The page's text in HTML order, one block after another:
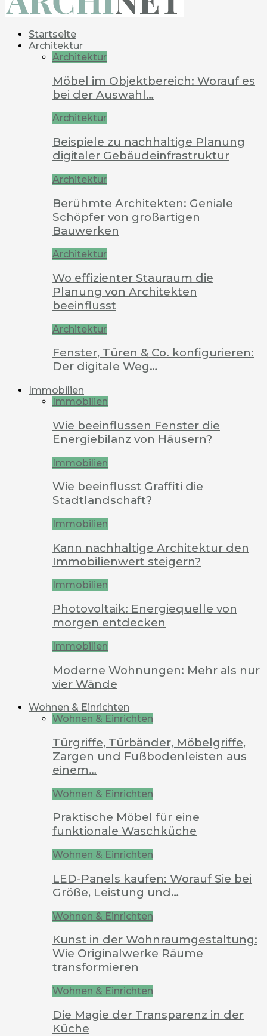
Startseite
Architektur
Architektur
Möbel im Objektbereich: Worauf es
bei der Auswahl…
Architektur
Beispiele zu nachhaltige Planung
digitaler Gebäudeinfrastruktur
Architektur
Berühmte Architekten: Geniale
Schöpfer von großartigen
Bauwerken
Architektur
Wo effizienter Stauraum die
Planung von Architekten
beeinflusst
Architektur
Fenster, Türen & Co. konfigurieren:
Der digitale Weg…
Immobilien
Immobilien
Wie beeinflussen Fenster die
Energiebilanz von Häusern?
Immobilien
Wie beeinflusst Graffiti die
Stadtlandschaft?
Immobilien
Kann nachhaltige Architektur den
Immobilienwert steigern?
Immobilien
Photovoltaik: Energiequelle von
morgen entdecken
Immobilien
Moderne Wohnungen: Mehr als nur
vier Wände
Wohnen & Einrichten
Wohnen & Einrichten
Türgriffe, Türbänder, Möbelgriffe,
Zargen und Fußbodenleisten aus
einem…
Wohnen & Einrichten
Praktische Möbel für eine
funktionale Waschküche
Wohnen & Einrichten
LED-Panels kaufen: Worauf Sie bei
Größe, Leistung und…
Wohnen & Einrichten
Kunst in der Wohnraumgestaltung:
Wie Originalwerke Räume
transformieren
Wohnen & Einrichten
Die Magie der Transparenz in der
Küche